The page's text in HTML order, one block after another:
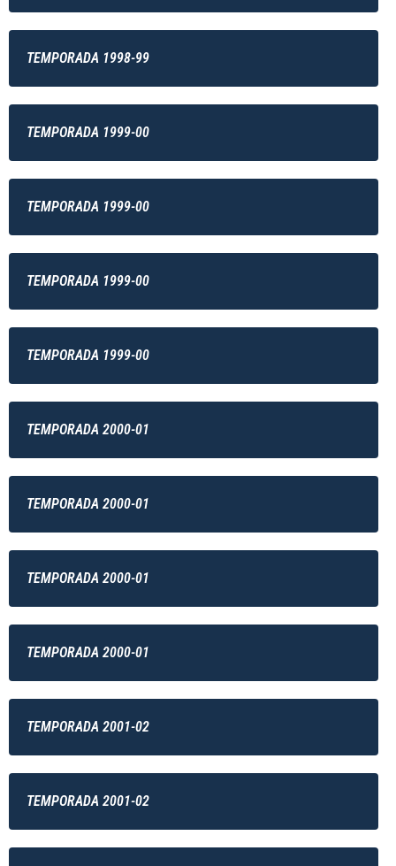
TEMPORADA 1998-99
TEMPORADA 1999-00
TEMPORADA 1999-00
TEMPORADA 1999-00
TEMPORADA 1999-00
TEMPORADA 2000-01
TEMPORADA 2000-01
TEMPORADA 2000-01
TEMPORADA 2000-01
TEMPORADA 2001-02
TEMPORADA 2001-02